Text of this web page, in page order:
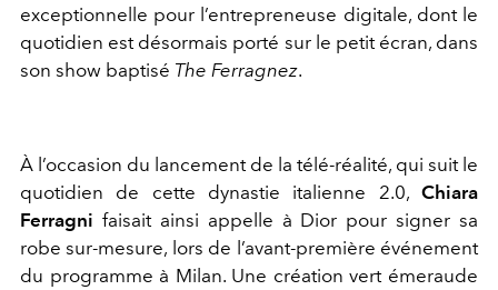
exceptionnelle pour l’entrepreneuse digitale, dont le
quotidien est désormais porté sur le petit écran, dans
son show baptisé The Ferragnez.
À l’occasion du lancement de la télé-réalité, qui suit le
quotidien de cette dynastie italienne 2.0, Chiara
Ferragni faisait ainsi appelle à Dior pour signer sa
robe sur-mesure, lors de l’avant-première événement
du programme à Milan. Une création vert émeraude